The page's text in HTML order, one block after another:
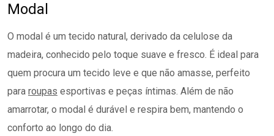
Modal
O modal é um tecido natural, derivado da celulose da
madeira, conhecido pelo toque suave e fresco. É ideal para
quem procura um tecido leve e que não amasse, perfeito
para roupas esportivas e peças íntimas. Além de não
amarrotar, o modal é durável e respira bem, mantendo o
conforto ao longo do dia.